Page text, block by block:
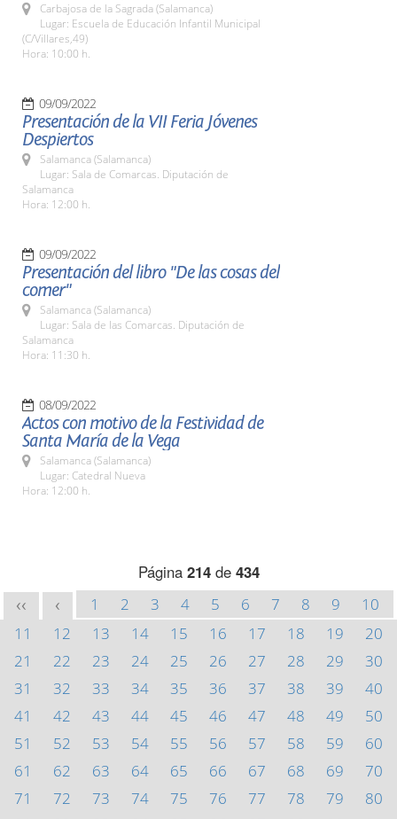
Carbajosa de la Sagrada (Salamanca)
Lugar: Escuela de Educación Infantil Municipal
(C/Villares,49)
Hora: 10:00 h.
09/09/2022
Presentación de la VII Feria Jóvenes
Despiertos
Salamanca (Salamanca)
Lugar: Sala de Comarcas. Diputación de
Salamanca
Hora: 12:00 h.
09/09/2022
Presentación del libro "De las cosas del
comer"
Salamanca (Salamanca)
Lugar: Sala de las Comarcas. Diputación de
Salamanca
Hora: 11:30 h.
08/09/2022
Actos con motivo de la Festividad de
Santa María de la Vega
Salamanca (Salamanca)
Lugar: Catedral Nueva
Hora: 12:00 h.
Página 214de 434
<< < 1 2 3 4 5 6 7 8 9
10
11
12 13 14 15 16 17 18 19
20
21
22 23 24 25 26 27 28 29
30
31
32 33 34 35 36 37 38 39
40
41
42 43 44 45 46 47 48 49
50
51
52 53 54 55 56 57 58 59
60
61
62 63 64 65 66 67 68 69
70
71
72 73 74 75 76 77 78 79
80